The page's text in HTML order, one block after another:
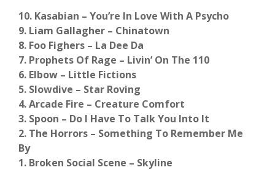
10. Kasabian – You’re In Love With A Psycho
9. Liam Gallagher – Chinatown
8. Foo Fighers – La Dee Da
7. Prophets Of Rage – Livin’ On The 110
6. Elbow – Little Fictions
5. Slowdive – Star Roving
4. Arcade Fire – Creature Comfort
3. Spoon – Do I Have To Talk You Into It
2. The Horrors – Something To Remember Me
By
1. Broken Social Scene – Skyline